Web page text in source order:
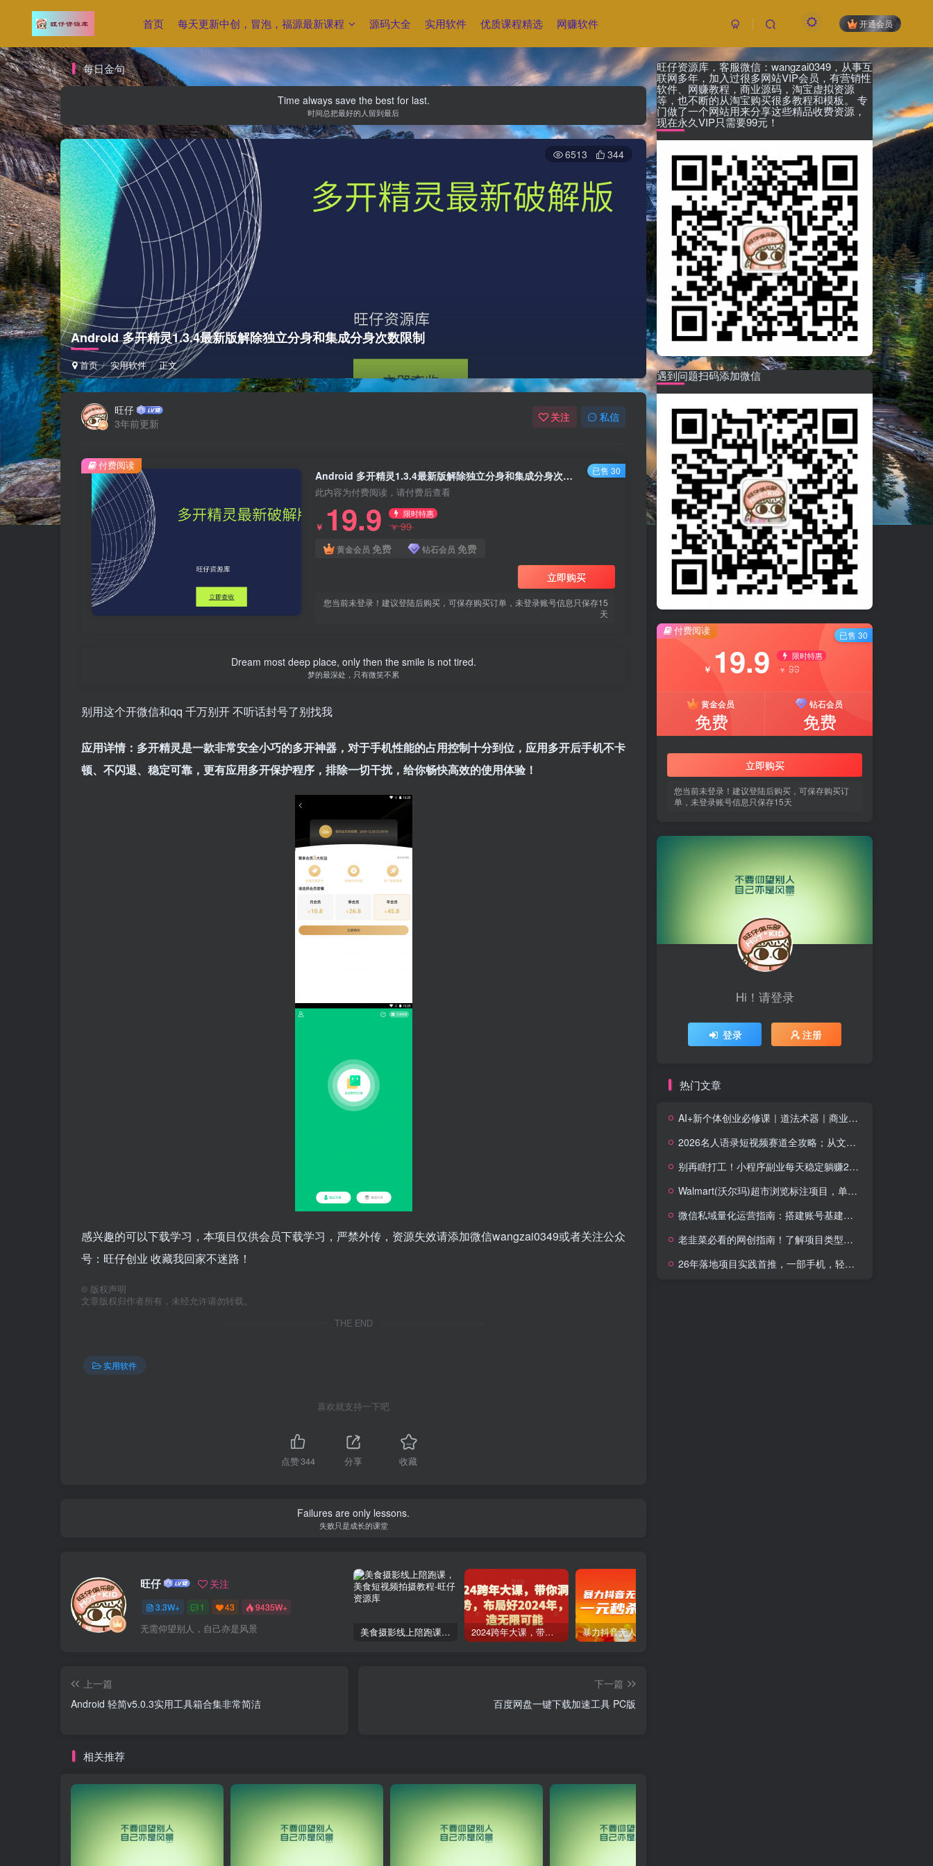
首页 每天更新中创，冒泡，福源最新课程 源码大全 实用软件 优质课程精选 网赚软件 开通会员
每日金句
Time always save the best for last.
时间总把最好的人留到最后
Android 多开精灵1.3.4最新版解除独立分身和集成分身次数限制
首页 实用软件 正文
6513 344
旺仔
3年前更新
关注 私信
Android 多开精灵1.3.4最新版解除独立分身和集成分身次数限制
此内容为付费阅读，请付费后查看
￥ 19.9 限时特惠
￥99
黄金会员 免费 钻石会员 免费
立即购买
您当前未登录！建议登陆后购买，可保存购买订单，未登录账号信息只保存15
天
付费阅读 已售 30
Dream most deep place, only then the smile is not tired.
梦的最深处，只有微笑不累
别用这个开微信和qq 千万别开 不听话封号了别找我
应用详情：多开精灵是一款非常安全小巧的多开神器，对于手机性能的占用控制十分到位，应用多开后手机不卡
顿、不闪退、稳定可靠，更有应用多开保护程序，排除一切干扰，给你畅快高效的使用体验！
感兴趣的可以下载学习，本项目仅供会员下载学习，严禁外传，资源失效请添加微信wangzai0349或者关注公众
号：旺仔创业 收藏我回家不迷路！
© 版权声明
文章版权归作者所有，未经允许请勿转载。
THE END
实用软件
喜欢就支持一下吧
点赞344 分享 收藏
Failures are only lessons.
失败只是成长的课堂
旺仔 关注
3.3W+ 1 43 9435W+
无需仰望别人，自己亦是风景 美食摄影线上陪跑课，美食短视频拍摄教程 2024跨年大课，​带你洞察趋势，布局好2024年，创造无限可能
上一篇
Android 轻简v5.0.3实用工具箱合集非常简洁
下一篇
百度网盘一键下载加速工具 PC版
相关推荐
付费阅读
￥19.9 限时特惠
￥99
黄金会员
免费
钻石会员
免费
立即购买
您当前未登录！建议登陆后购买，可保存购买订
单，未登录账号信息只保存15天
已售 30
旺仔资源库，客服微信：wangzai0349，从事互
联网多年，加入过很多网站VIP会员，有营销性
软件、网赚教程，商业源码，淘宝虚拟资源
等，也不断的从淘宝购买很多教程和模板。 专
门做了一个网站用来分享这些精品收费资源，
现在永久VIP只需要99元！
遇到问题扫码添加微信
付费阅读
￥ 19.9 限时特惠
￥ 99
黄金会员
免费
钻石会员
免费
立即购买
您当前未登录！建议登陆后购买，可保存购买订
单，未登录账号信息只保存15天
已售 30
Hi！请登录
登录 注册
热门文章
AI+新个体创业必修课｜道法术器｜商业逻辑·小红书流量·AI智能体｜低成本打造个人变现小生意全套教学
2026名人语录短视频赛道全攻略；从文案撰写到声音克隆部署，系统掌握涨粉变现双赢制作技术
别再瞎打工！小程序副业每天稳定躺赚200+
Walmart(沃尔玛)超市浏览标注项目，单账号日收益20+单电脑日收益可达800+带分佣机制【揭秘】
微信私域量化运营指南：搭建账号基建打造热号，脱敏风控规避运营各类高危风险
老韭菜必看的网创指南！了解项目类型，才能找到好的项目，才能拿到想要的结果
26年落地项目实践首推，一部手机，轻松日入500+，长期稳定